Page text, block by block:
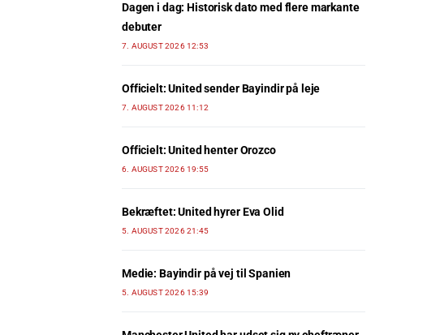
Dagen i dag: Historisk dato med flere markante
debuter
7. AUGUST 2026 12:53
Officielt: United sender Bayindir på leje
7. AUGUST 2026 11:12
Officielt: United henter Orozco
6. AUGUST 2026 19:55
Bekræftet: United hyrer Eva Olid
5. AUGUST 2026 21:45
Medie: Bayindir på vej til Spanien
5. AUGUST 2026 15:39